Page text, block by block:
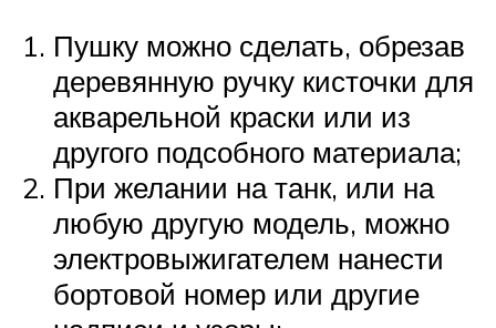
Пушку можно сделать, обрезав
деревянную ручку кисточки для
акварельной краски или из
другого подсобного материала;
При желании на танк, или на
любую другую модель, можно
электровыжигателем нанести
бортовой номер или другие